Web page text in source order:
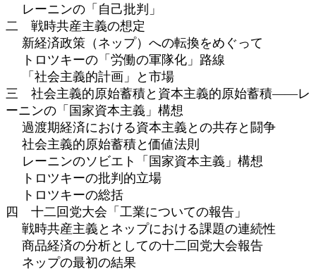
レーニンの「自己批判」
二 戦時共産主義の想定
新経済政策（ネップ）への転換をめぐって
トロツキーの「労働の軍隊化」路線
「社会主義的計画」と市場
三 社会主義的原始蓄積と資本主義的原始蓄積――レ
ーニンの「国家資本主義」構想
過渡期経済における資本主義との共存と闘争
社会主義的原始蓄積と価値法則
レーニンのソビエト「国家資本主義」構想
トロツキーの批判的立場
トロツキーの総括
四 十二回党大会「工業についての報告」
戦時共産主義とネップにおける課題の連続性
商品経済の分析としての十二回党大会報告
ネップの最初の結果